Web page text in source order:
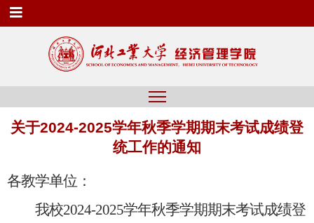
关于2024-2025学年秋季学期期末考试成绩登
统工作的通知
各教学单位：
我校2024-2025学年秋季学期期末考试成绩登